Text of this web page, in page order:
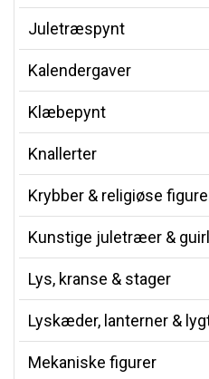
Juletræspynt
Kalendergaver
Klæbepynt
Knallerter
Krybber & religiøse
Kunstige juletræer &
Lys, kranse & stager
Lyskæder, lanterner &
Mekaniske figurer